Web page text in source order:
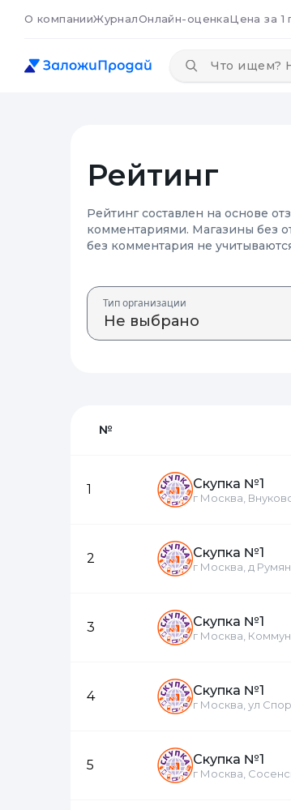
О компанииЖурналОнлайн-оценкаЦена за 1
Рейтинг
Рейтинг составлен на основе
комментариями. Магазины без
без комментария не
Тип организации
№
1 Скупка №1
г Москва,
2 Скупка №1
г Москва, д
3 Скупка №1
г Москва,
4 Скупка №1
г Москва, ул
5 Скупка №1
г Москва,